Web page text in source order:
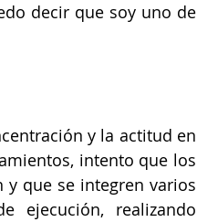
decir que soy uno de
y la actitud en
intento que los
que se integren varios
ejecución, realizando